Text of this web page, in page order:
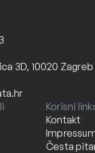
3D, 10020 Zagreb
Korisni
Kontakt
Česta